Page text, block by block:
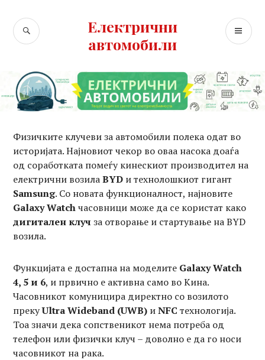
content
Електрични
автомобили
SEARCH
Физичките клучеви за автомобили полека одат во
историјата. Најновиот чекор во оваа насока доаѓа
од соработката помеѓу кинескиот производител на
електрични возилаBYD и технолошкиот гигант
Samsung. Со новата функционалност, најновите
Galaxy Watchчасовници може да се користат како
дигитален клуч за отворање и стартување на BYD
возила.
Функцијата е достапна на моделите Galaxy Watch
4, 5 и 6, и првично е активна само во Кина.
Часовникот комуницира директно со возилото
прекуUltra Wideband (UWB) иNFC технологија.
Тоа значи дека сопственикот нема потреба од
телефон или физички клуч – доволно е да го носи
часовникот на рака.